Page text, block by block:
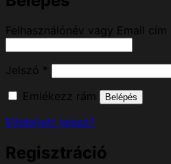
Felhasználónév vagy Email cím
Jelszó *
Emlékezz rám
Belépés
Elfelejtett jelszó?
Regisztráció